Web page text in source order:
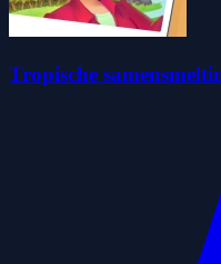
Tropische